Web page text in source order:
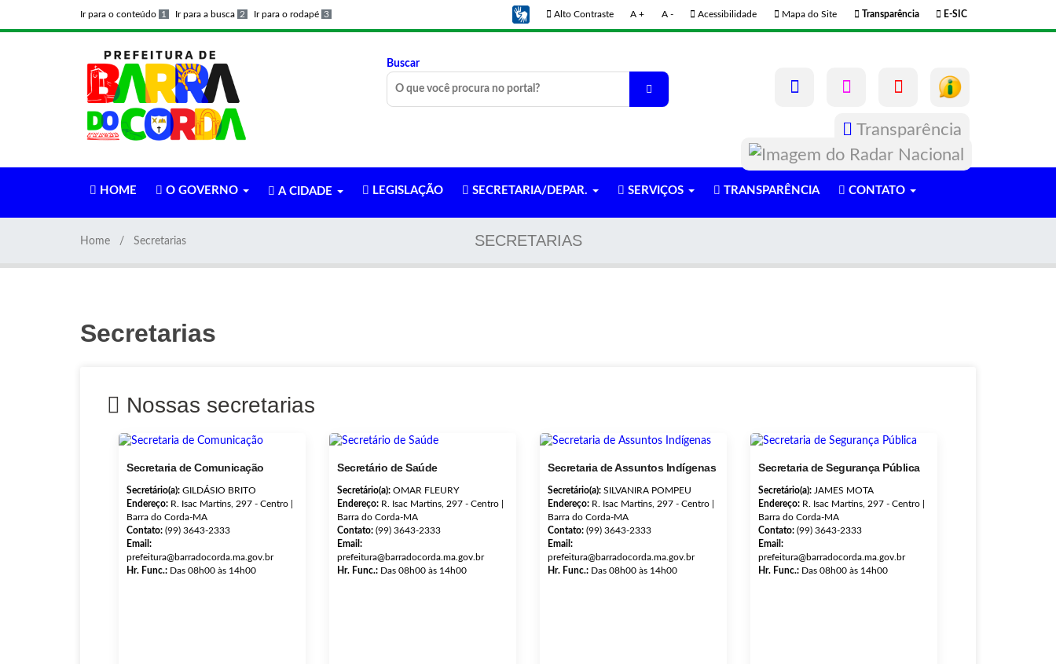
Ir para o conteúdo 1 Ir para a busca 2 Ir para o rodapé 3 Alto Contraste A + A - Acessibilidade Mapa do Site Transparência E-SIC
Buscar
Transparência
HOME O GOVERNO A CIDADE LEGISLAÇÃO SECRETARIA/DEPAR. SERVIÇOS TRANSPARÊNCIA CONTATO
SECRETARIAS
Home Secretarias
Secretarias
Nossas secretarias
Secretaria de Comunicação
Secretário(a): GILDÁSIO BRITO
Endereço: R. Isac Martins, 297 - Centro |
Barra do Corda-MA
Contato: (99) 3643-2333
Email:
prefeitura@barradocorda.ma.gov.br
Hr. Func.: Das 08h00 às 14h00
Secretário de Saúde
Secretário(a): OMAR FLEURY
Endereço: R. Isac Martins, 297 - Centro |
Barra do Corda-MA
Contato: (99) 3643-2333
Email:
prefeitura@barradocorda.ma.gov.br
Hr. Func.: Das 08h00 às 14h00
Secretaria de Assuntos Indígenas
Secretário(a): SILVANIRA POMPEU
Endereço: R. Isac Martins, 297 - Centro |
Barra do Corda-MA
Contato: (99) 3643-2333
Email:
prefeitura@barradocorda.ma.gov.br
Hr. Func.: Das 08h00 às 14h00
Secretaria de Segurança Pública
Secretário(a): JAMES MOTA
Endereço: R. Isac Martins, 297 - Centro |
Barra do Corda-MA
Contato: (99) 3643-2333
Email:
prefeitura@barradocorda.ma.gov.br
Hr. Func.: Das 08h00 às 14h00